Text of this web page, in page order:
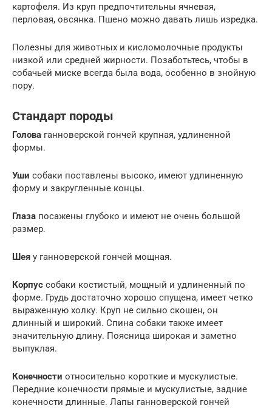
картофеля. Из круп предпочтительны ячневая,
перловая, овсянка. Пшено можно давать лишь изредка.
Полезны для животных и кисломолочные продукты
низкой или средней жирности. Позаботьтесь, чтобы в
собачьей миске всегда была вода, особенно в знойную
пору.
Стандарт породы
Голова ганноверской гончей крупная, удлиненной
формы.
Уши собаки поставлены высоко, имеют удлиненную
форму и закругленные концы.
Глаза посажены глубоко и имеют не очень большой
размер.
Шея у ганноверской гончей мощная.
Корпус собаки костистый, мощный и удлиненный по
форме. Грудь достаточно хорошо спущена, имеет четко
выраженную холку. Круп не сильно скошен, он
длинный и широкий. Спина собаки также имеет
значительную длину. Поясница широкая и заметно
выпуклая.
Конечности относительно короткие и мускулистые.
Передние конечности прямые и мускулистые, задние
конечности длинные. Лапы ганноверской гончей